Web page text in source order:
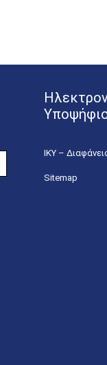
ΙΚΥ –
Sitemap